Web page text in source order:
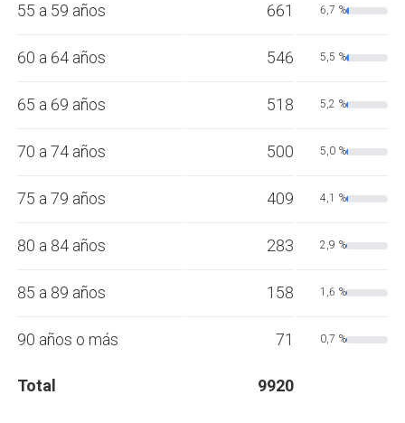
55 a 59 años 661 6,7 %
60 a 64 años 546 5,5 %
65 a 69 años 518 5,2 %
70 a 74 años 500 5,0 %
75 a 79 años 409 4,1 %
80 a 84 años 283 2,9 %
85 a 89 años 158 1,6 %
90 años o más 71 0,7 %
Total 9920